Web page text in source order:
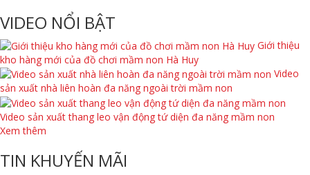
VIDEO NỔI BẬT
Giới thiệu
kho hàng mới của đồ chơi mầm non Hà Huy
Video
sản xuất nhà liên hoàn đa năng ngoài trời mầm non
Video sản xuất thang leo vận động tứ diện đa năng mầm non
Xem thêm
TIN KHUYẾN MÃI